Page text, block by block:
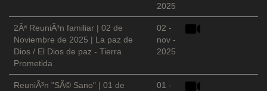
2025
2Âª ReuniÃ³n familiar | 02 de
Noviembre de 2025 | La paz de
Dios / El Dios de paz - Tierra
Prometida
02 -
nov -
2025
ReuniÃ³n "SÃ© Sano" | 01 de
01 -